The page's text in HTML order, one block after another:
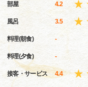
部屋 4.2
風呂 3.5
料理(朝食) -
料理(夕食) -
接客・サービス 4.4